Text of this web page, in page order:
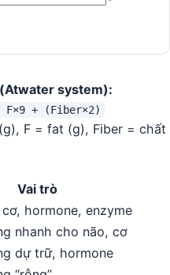
system):
F×9 + (Fiber×2)
F = fat (g), Fiber = chất
Vai trò
hormone, enzyme
nhanh cho não, cơ
dự trữ, hormone